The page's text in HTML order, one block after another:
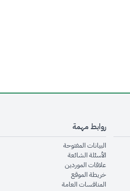
روابط مهمة
البيانات المفتوحةopens in new window
الأسئلة الشائعةopens in new window
علاقات الموردينopens in new window
خريطة الموقعopens in new window
المنافسات العامةopens in new window